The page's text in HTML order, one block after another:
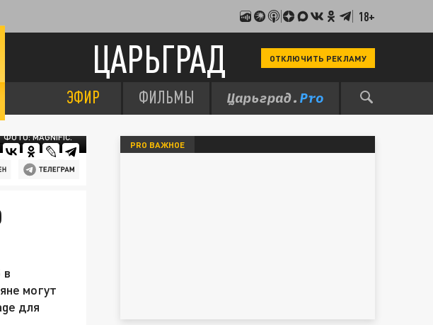
18+
ЦАРЬГРАД ОТКЛЮЧИТЬ РЕКЛАМУ
ЭФИР ФИЛЬМЫ
ФОТО: MAGNIFIC.
в
могут
для
PRO ВАЖНОЕ